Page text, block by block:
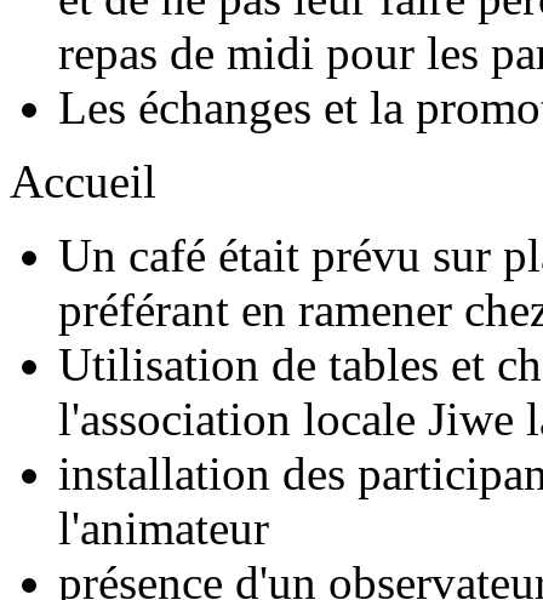
repas de midi pour les
Les échanges et la
Accueil
Un café était prévu sur
préférant en ramener
Utilisation de tables et
l'association locale Jiwe
installation des
l'animateur
présence d'un